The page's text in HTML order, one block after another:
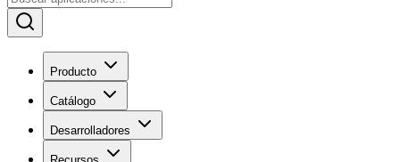
Producto
Catálogo
Desarrolladores